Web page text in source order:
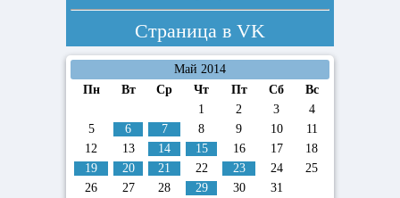
Страница в VK
Май 2014
Пн
Вт Ср Чт Пт Сб
Вс
1
2 3
4
5
6 7 8 9 10
11
12
13 14 15 16 17
18
19
20 21 22 23 24
25
26
27 28 29 30
31